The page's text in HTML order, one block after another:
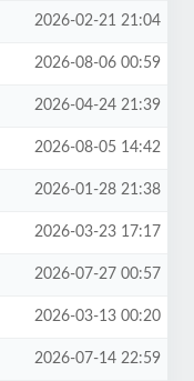
2026-02-21 21:04
2026-08-06 00:59
2026-04-24 21:39
2026-08-05 14:42
2026-01-28 21:38
2026-03-23 17:17
2026-07-27 00:57
2026-03-13 00:20
2026-07-14 22:59